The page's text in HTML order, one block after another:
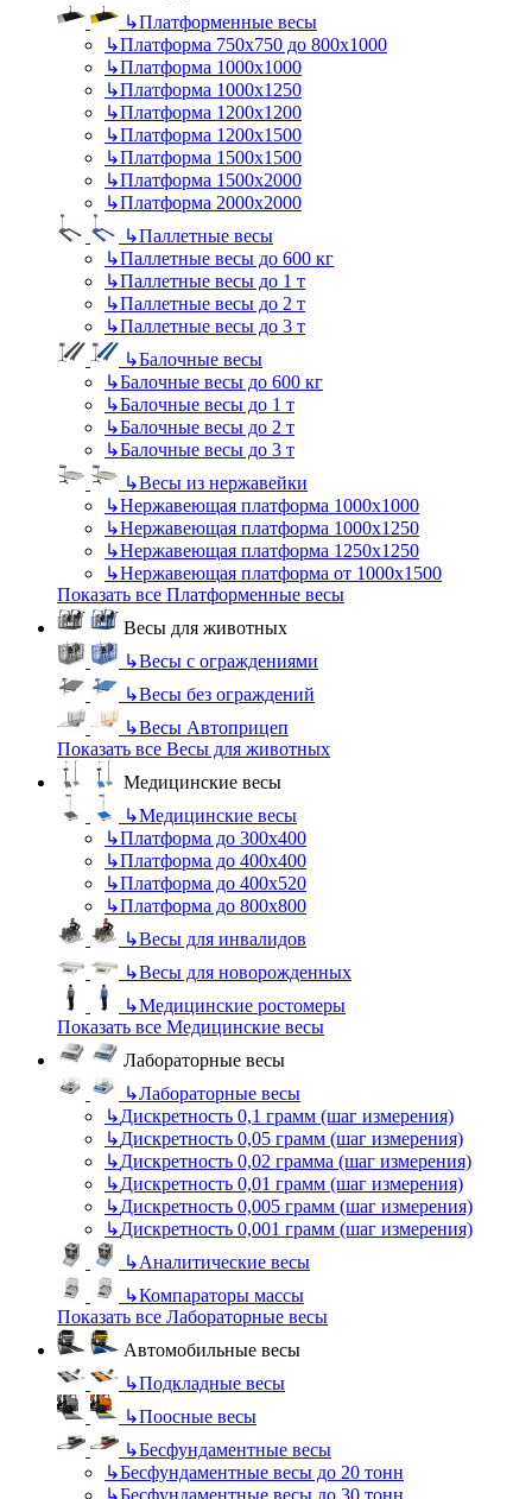
↳Платформенные весы
↳Платформа 750х750 до 800х1000
↳Платформа 1000х1000
↳Платформа 1000х1250
↳Платформа 1200х1200
↳Платформа 1200х1500
↳Платформа 1500х1500
↳Платформа 1500х2000
↳Платформа 2000х2000
↳Паллетные весы
↳Паллетные весы до 600 кг
↳Паллетные весы до 1 т
↳Паллетные весы до 2 т
↳Паллетные весы до 3 т
↳Балочные весы
↳Балочные весы до 600 кг
↳Балочные весы до 1 т
↳Балочные весы до 2 т
↳Балочные весы до 3 т
↳Весы из нержавейки
↳Нержавеющая платформа 1000х1000
↳Нержавеющая платформа 1000х1250
↳Нержавеющая платформа 1250х1250
↳Нержавеющая платформа от 1000х1500
Показать все Платформенные весы
Весы для животных
↳Весы с ограждениями
↳Весы без ограждений
↳Весы Автоприцеп
Показать все Весы для животных
Медицинские весы
↳Медицинские весы
↳Платформа до 300х400
↳Платформа до 400х400
↳Платформа до 400х520
↳Платформа до 800х800
↳Весы для инвалидов
↳Весы для новорожденных
↳Медицинские ростомеры
Показать все Медицинские весы
Лабораторные весы
↳Лабораторные весы
↳Дискретность 0,1 грамм (шаг измерения)
↳Дискретность 0,05 грамм (шаг измерения)
↳Дискретность 0,02 грамма (шаг измерения)
↳Дискретность 0,01 грамм (шаг измерения)
↳Дискретность 0,005 грамм (шаг измерения)
↳Дискретность 0,001 грамм (шаг измерения)
↳Аналитические весы
↳Компараторы массы
Показать все Лабораторные весы
Автомобильные весы
↳Подкладные весы
↳Поосные весы
↳Бесфундаментные весы
↳Бесфундаментные весы до 20 тонн
↳Бесфундаментные весы до 30 тонн